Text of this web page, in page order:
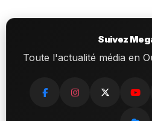
Suivez
Toute l'actualité média en